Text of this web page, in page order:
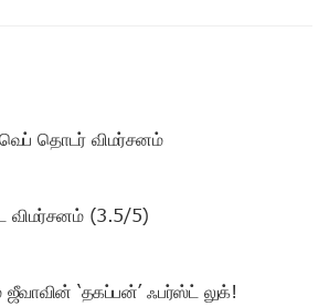
தொடர் விமர்சனம்
விமர்சனம் (3.5/5)
ஜீவாவின் ‘தகப்பன்’ ஃபர்ஸ்ட் லுக்!